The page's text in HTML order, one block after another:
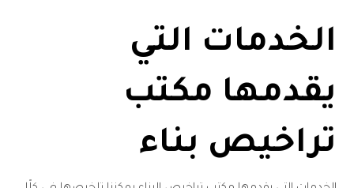
الخدمات التي
يقدمها مكتب
تراخيص بناء